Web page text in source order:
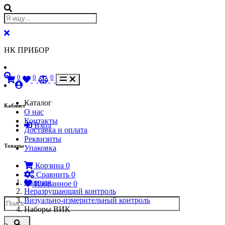
НК ПРИБОР
Кабинет
Вход
Товары
Корзина 0
Сравнить 0
Избранное 0
0 0 0
Каталог
О нас
Контакты
Доставка и оплата
Реквизиты
Упаковка
Главная
Неразрушающий контроль
Визуально-измерительный контроль
Наборы ВИК